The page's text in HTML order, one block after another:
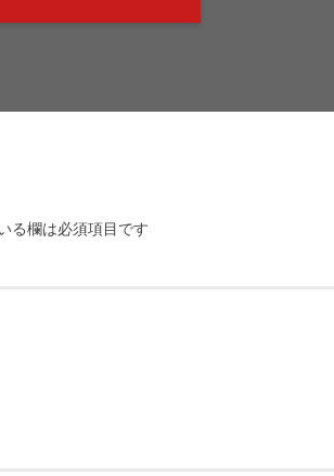
る欄は必須項目です